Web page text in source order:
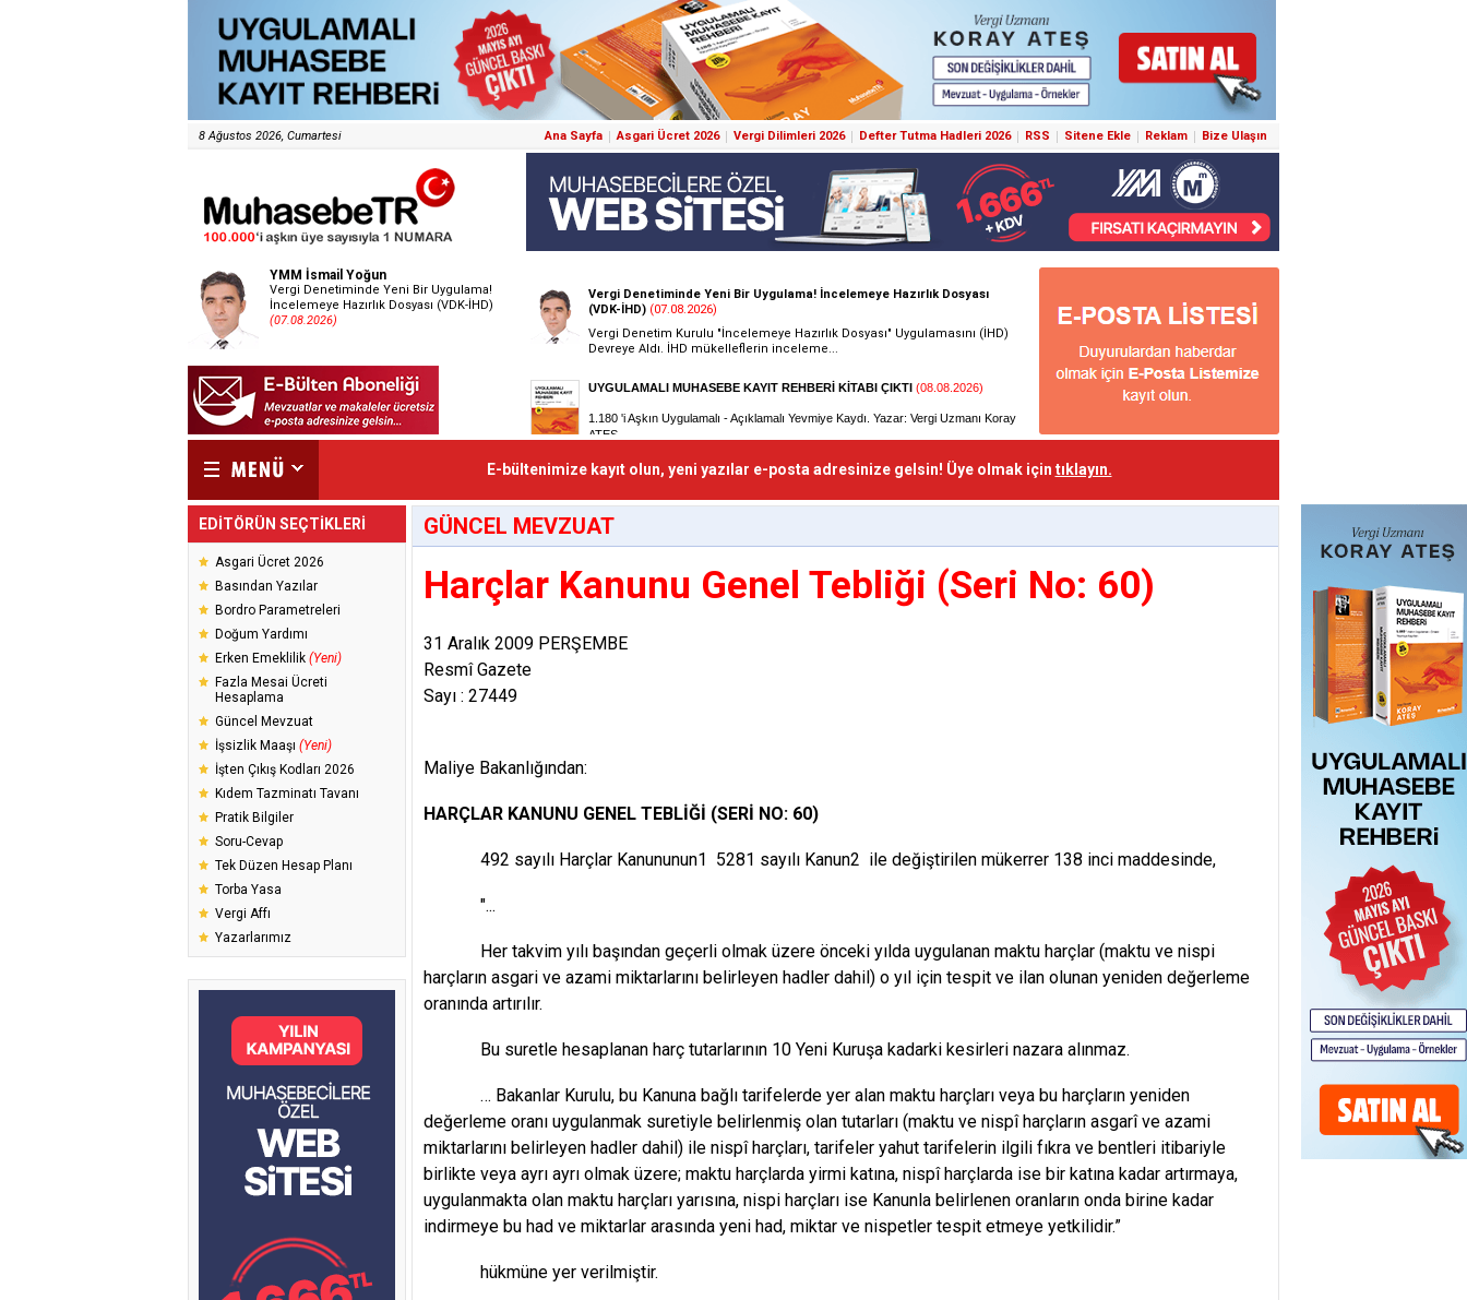
8 Ağustos 2026, Cumartesi Ana Sayfa Asgari Ücret 2026 Vergi Dilimleri 2026 Defter Tutma Hadleri 2026 RSS Sitene Ekle Reklam Bize Ulaşın
YMM İsmail Yoğun
Vergi Denetiminde Yeni Bir Uygulama!
İncelemeye Hazırlık Dosyası (VDK-İHD)
(07.08.2026)
E-bültenimize kayıt olun, yeni yazılar e-posta adresinize gelsin! Üye olmak için tıklayın.
EDİTÖRÜN SEÇTİKLERİ
Asgari Ücret 2026
Basından Yazılar
Bordro Parametreleri
Doğum Yardımı
Erken Emeklilik (Yeni)
Fazla Mesai Ücreti
Hesaplama
Güncel Mevzuat
İşsizlik Maaşı (Yeni)
İşten Çıkış Kodları 2026
Kıdem Tazminatı Tavanı
Pratik Bilgiler
Soru-Cevap
Tek Düzen Hesap Planı
Torba Yasa
Vergi Affı
Yazarlarımız
GÜNCEL MEVZUAT
Harçlar Kanunu Genel Tebliği (Seri No: 60)
31 Aralık 2009 PERŞEMBE
Resmî Gazete
Sayı : 27449
Maliye Bakanlığından:
HARÇLAR KANUNU GENEL TEBLİĞİ (SERİ NO: 60)
492 sayılı Harçlar Kanununun1 5281 sayılı Kanun2 ile değiştirilen mükerrer 138 inci maddesinde,
"...
Her takvim yılı başından geçerli olmak üzere önceki yılda uygulanan maktu harçlar (maktu ve nispi
harçların asgari ve azami miktarlarını belirleyen hadler dahil) o yıl için tespit ve ilan olunan yeniden değerleme
oranında artırılır.
Bu suretle hesaplanan harç tutarlarının 10 Yeni Kuruşa kadarki kesirleri nazara alınmaz.
… Bakanlar Kurulu, bu Kanuna bağlı tarifelerde yer alan maktu harçları veya bu harçların yeniden
değerleme oranı uygulanmak suretiyle belirlenmiş olan tutarları (maktu ve nispî harçların asgarî ve azami
miktarlarını belirleyen hadler dahil) ile nispî harçları, tarifeler yahut tarifelerin ilgili fıkra ve bentleri itibariyle
birlikte veya ayrı ayrı olmak üzere; maktu harçlarda yirmi katına, nispî harçlarda ise bir katına kadar artırmaya,
uygulanmakta olan maktu harçları yarısına, nispi harçları ise Kanunla belirlenen oranların onda birine kadar
indirmeye bu had ve miktarlar arasında yeni had, miktar ve nispetler tespit etmeye yetkilidir.”
hükmüne yer verilmiştir.